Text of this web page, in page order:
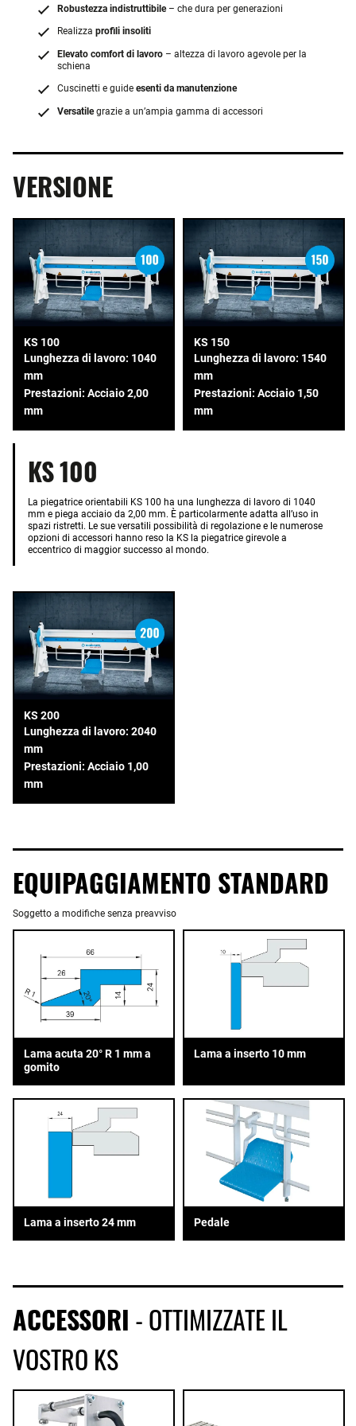
Robustezza indistruttibile– che dura per generazioni
Realizza profili insoliti
Elevato comfort di lavoro – altezza di lavoro agevole per la
schiena
Cuscinetti e guide esenti da manutenzione
Versatilegrazie a un’ampia gamma di accessori
VERSIONE
KS 100
Lunghezza di lavoro: 1040
mm
Prestazioni: Acciaio 2,00
mm
KS 150
Lunghezza di lavoro: 1540
mm
Prestazioni: Acciaio 1,50
mm
KS 100
La piegatrice orientabili KS 100 ha una lunghezza di lavoro di 1040
mm e piega acciaio da 2,00 mm. È particolarmente adatta all’uso in
spazi ristretti. Le sue versatili possibilità di regolazione e le numerose
opzioni di accessori hanno reso la KS la piegatrice girevole a
eccentrico di maggior successo al mondo.
KS 200
Lunghezza di lavoro: 2040
mm
Prestazioni: Acciaio 1,00
mm
EQUIPAGGIAMENTO STANDARD
Soggetto a modifiche senza preavviso
Lama acuta 20° R 1 mm a
gomito
Lama a inserto 10 mm
Lama a inserto 24 mm Pedale
ACCESSORI - OTTIMIZZATE IL
VOSTRO KS